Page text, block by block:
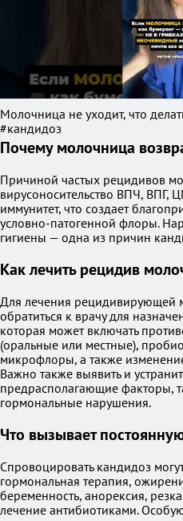
Молочница не уходит, что
#кандидоз
Почему молочница
Причиной частых рецидивов
вирусоносительство ВПЧ, ВПГ,
иммунитет, что создает
условно-патогенной флоры.
гигиены — одна из причин
Как лечить рецидив
Для лечения рецидивирующей
обратиться к врачу для
которая может включать
(оральные или местные),
микрофлоры, а также
Важно также выявить и
предрасполагающие факторы,
гормональные нарушения.
Что вызывает
Спровоцировать кандидоз
гормональная терапия,
беременность, анорексия,
лечение антибиотиками.